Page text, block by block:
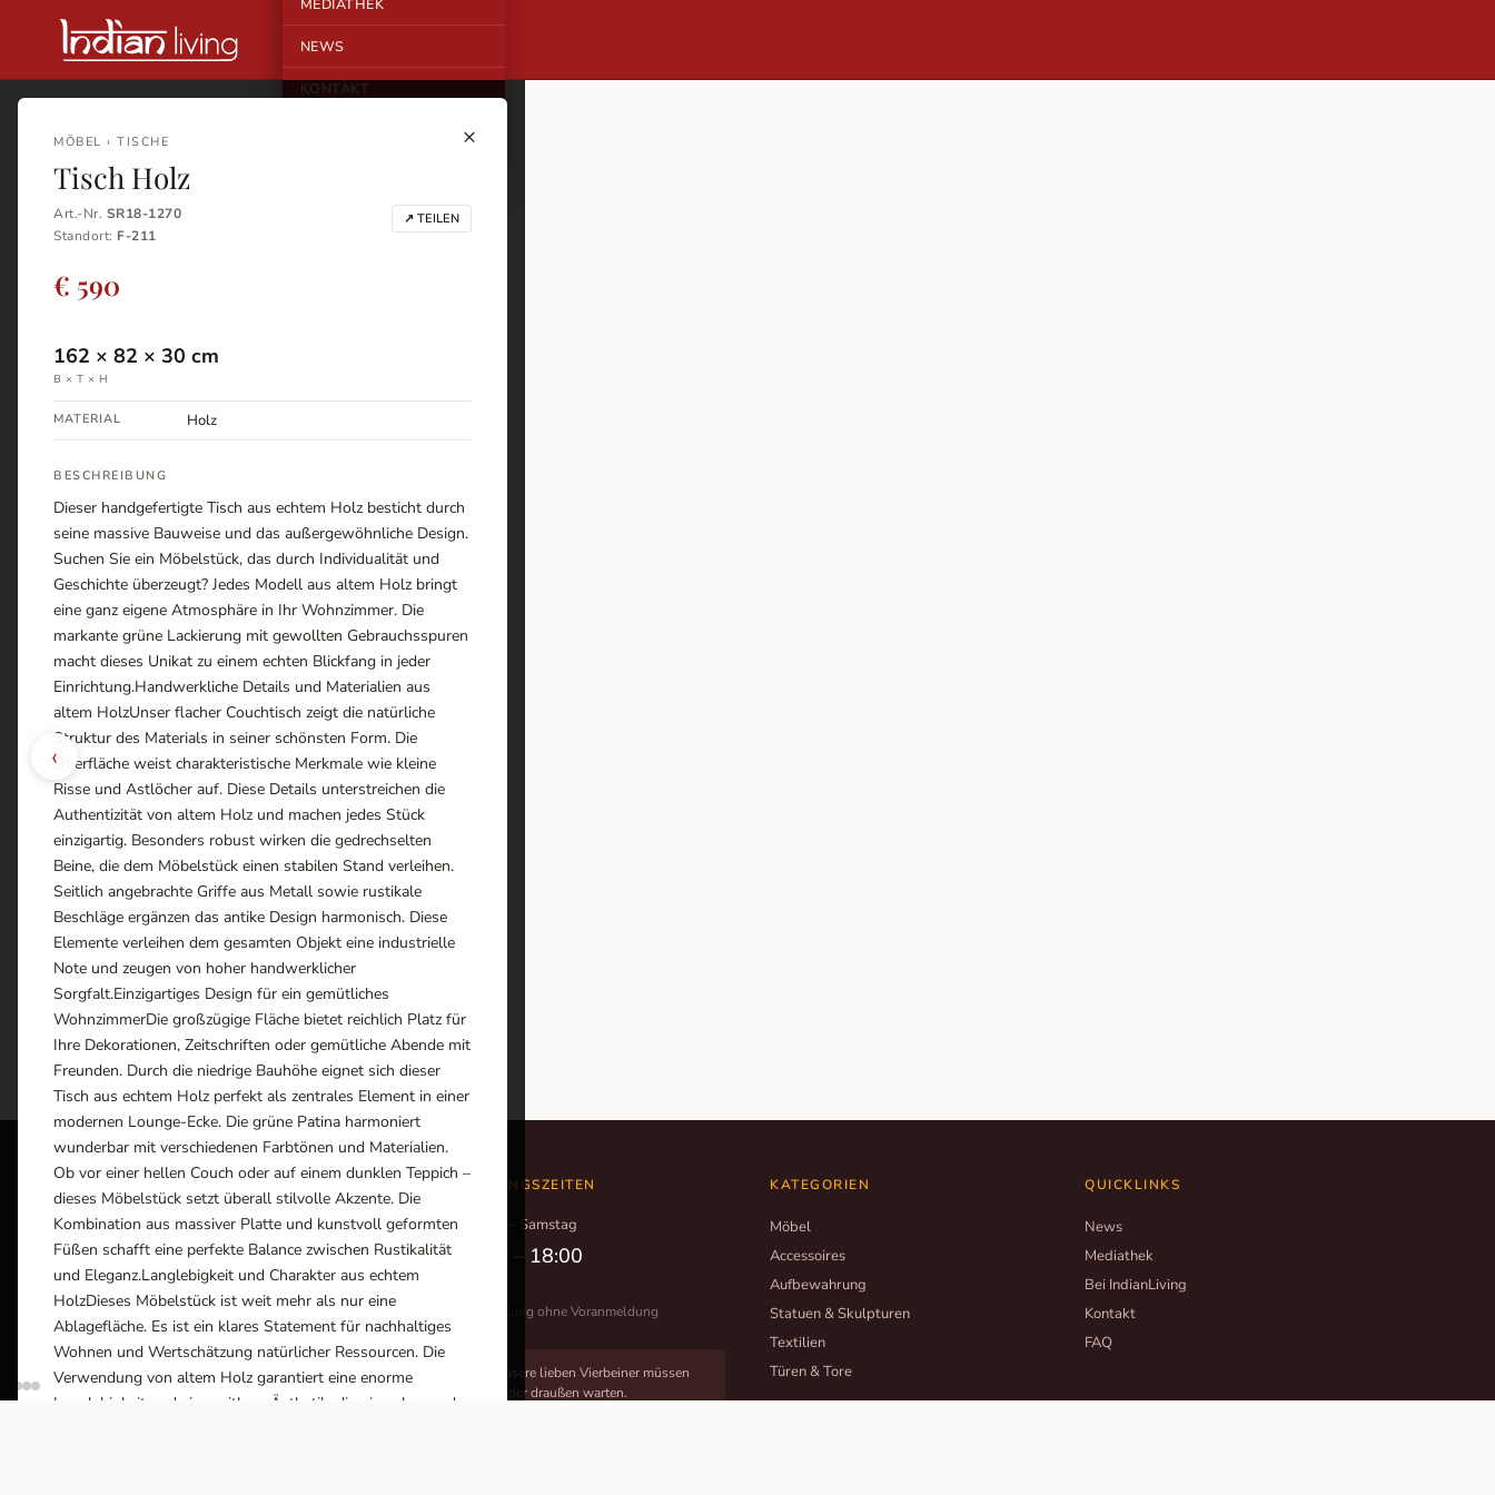
MEDIATHEK
NEWS
KONTAKT
×
‹
MÖBEL › TISCHE
Tisch Holz
Art.-Nr. SR18-1270
Standort: F-211
↗ TEILEN
€ 590
162 × 82 × 30 cm
B × T × H
MATERIAL Holz
BESCHREIBUNG
Dieser handgefertigte Tisch aus echtem Holz besticht durch
seine massive Bauweise und das außergewöhnliche Design.
Suchen Sie ein Möbelstück, das durch Individualität und
Geschichte überzeugt? Jedes Modell aus altem Holz bringt
eine ganz eigene Atmosphäre in Ihr Wohnzimmer. Die
markante grüne Lackierung mit gewollten Gebrauchsspuren
macht dieses Unikat zu einem echten Blickfang in jeder
Einrichtung.Handwerkliche Details und Materialien aus
altem HolzUnser flacher Couchtisch zeigt die natürliche
Struktur des Materials in seiner schönsten Form. Die
Oberfläche weist charakteristische Merkmale wie kleine
Risse und Astlöcher auf. Diese Details unterstreichen die
Authentizität von altem Holz und machen jedes Stück
einzigartig. Besonders robust wirken die gedrechselten
Beine, die dem Möbelstück einen stabilen Stand verleihen.
Seitlich angebrachte Griffe aus Metall sowie rustikale
Beschläge ergänzen das antike Design harmonisch. Diese
Elemente verleihen dem gesamten Objekt eine industrielle
Note und zeugen von hoher handwerklicher
Sorgfalt.Einzigartiges Design für ein gemütliches
WohnzimmerDie großzügige Fläche bietet reichlich Platz für
Ihre Dekorationen, Zeitschriften oder gemütliche Abende mit
Freunden. Durch die niedrige Bauhöhe eignet sich dieser
Tisch aus echtem Holz perfekt als zentrales Element in einer
modernen Lounge-Ecke. Die grüne Patina harmoniert
wunderbar mit verschiedenen Farbtönen und Materialien.
Ob vor einer hellen Couch oder auf einem dunklen Teppich –
dieses Möbelstück setzt überall stilvolle Akzente. Die
Kombination aus massiver Platte und kunstvoll geformten
Füßen schafft eine perfekte Balance zwischen Rustikalität
und Eleganz.Langlebigkeit und Charakter aus echtem
HolzDieses Möbelstück ist weit mehr als nur eine
Ablagefläche. Es ist ein klares Statement für nachhaltiges
Wohnen und Wertschätzung natürlicher Ressourcen. Die
Verwendung von altem Holz garantiert eine enorme
Langlebigkeit und eine zeitlose Ästhetik, die niemals aus der
Ausstellungsräume
Wiener Straße – Werkstraße 111
2700 Wiener Neustadt
In WinStage
ÖFFNUNGSZEITEN
Montag – Samstag
10:00 – 18:00
Besichtigung ohne Voranmeldung
Unsere lieben Vierbeiner müssen
leider draußen warten.
KATEGORIEN
Möbel
Accessoires
Aufbewahrung
Statuen & Skulpturen
Textilien
Türen & Tore
QUICKLINKS
News
Mediathek
Bei IndianLiving
Kontakt
FAQ